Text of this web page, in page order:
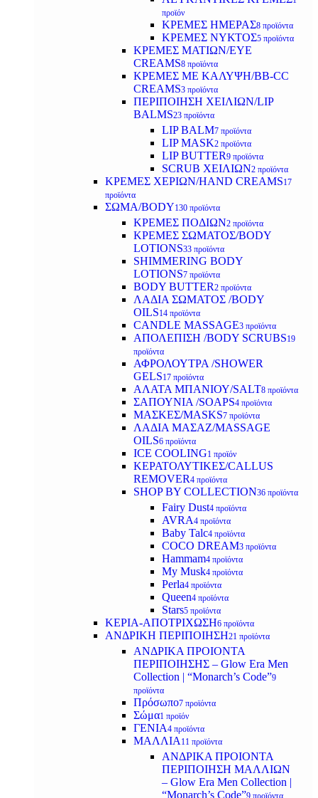
προϊόν
ΚΡΕΜΕΣ ΗΜΕΡΑΣ8 προϊόντα
ΚΡΕΜΕΣ ΝΥΚΤΟΣ5 προϊόντα
ΚΡΕΜΕΣ ΜΑΤΙΩΝ/EYE
CREAMS8 προϊόντα
ΚΡΕΜΕΣ ΜΕ ΚΑΛΥΨΗ/BB-CC
CREAMS3 προϊόντα
ΠΕΡΙΠΟΙΗΣΗ ΧΕΙΛΙΩΝ/LIP
BALMS23 προϊόντα
LIP BALM7 προϊόντα
LIP MASK2 προϊόντα
LIP BUTTER9 προϊόντα
SCRUB ΧΕΙΛΙΩΝ2 προϊόντα
ΚΡΕΜΕΣ ΧΕΡΙΩΝ/HAND CREAMS17
προϊόντα
ΣΩΜΑ/BODY130 προϊόντα
ΚΡΕΜΕΣ ΠΟΔΙΩΝ2 προϊόντα
ΚΡΕΜΕΣ ΣΩΜΑΤΟΣ/BODY
LOTIONS33 προϊόντα
SHIMMERING BODY
LOTIONS7 προϊόντα
BODY BUTTER2 προϊόντα
ΛΑΔΙΑ ΣΩΜΑΤΟΣ /BODY
OILS14 προϊόντα
CANDLE MASSAGE3 προϊόντα
ΑΠΟΛΕΠΙΣΗ /BODY SCRUBS19
προϊόντα
ΑΦΡΟΛΟΥΤΡΑ /SHOWER
GELS17 προϊόντα
ΑΛΑΤΑ ΜΠΑΝΙΟΥ/SALT8 προϊόντα
ΣΑΠΟΥΝΙΑ /SOAPS4 προϊόντα
ΜΑΣΚΕΣ/MASKS7 προϊόντα
ΛΑΔΙΑ ΜΑΣΑΖ/MASSAGE
OILS6 προϊόντα
ICE COOLING1 προϊόν
ΚΕΡΑΤΟΛΥΤΙΚΕΣ/CALLUS
REMOVER4 προϊόντα
SHOP BY COLLECTION36 προϊόντα
Fairy Dust4 προϊόντα
AVRA4 προϊόντα
Baby Talc4 προϊόντα
COCO DREAM3 προϊόντα
Hammam4 προϊόντα
My Musk4 προϊόντα
Perla4 προϊόντα
Queen4 προϊόντα
Stars5 προϊόντα
ΚΕΡΙΑ-ΑΠΟΤΡΙΧΩΣΗ6 προϊόντα
ΑΝΔΡΙΚΗ ΠΕΡΙΠΟΙΗΣΗ21 προϊόντα
ΑΝΔΡΙΚΑ ΠΡΟΙΟΝΤΑ
ΠΕΡΙΠΟΙΗΣΗΣ – Glow Era Men
Collection | “Monarch’s Code”9
προϊόντα
Πρόσωπο7 προϊόντα
Σώμα1 προϊόν
ΓΕΝΙΑ4 προϊόντα
ΜΑΛΛΙΑ 11 προϊόντα
ΑΝΔΡΙΚΑ ΠΡΟΙΟΝΤΑ
ΠΕΡΙΠΟΙΗΣΗ ΜΑΛΛΙΩΝ
– Glow Era Men Collection |
“Monarch’s Code”9 προϊόντα